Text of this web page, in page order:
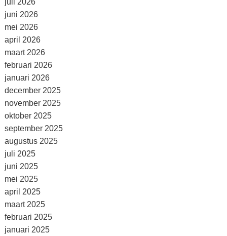
juni 2026
mei 2026
april 2026
maart 2026
februari 2026
januari 2026
december 2025
november 2025
oktober 2025
september 2025
augustus 2025
juli 2025
juni 2025
mei 2025
april 2025
maart 2025
februari 2025
januari 2025